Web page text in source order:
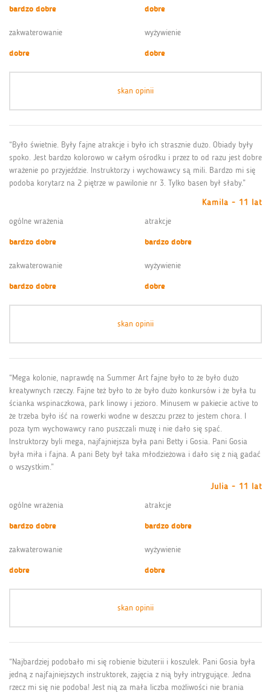
bardzo dobre dobre
zakwaterowanie
dobre
wyżywienie
dobre
skan opinii
“Było świetnie. Były fajne atrakcje i było ich strasznie dużo. Obiady były
spoko. Jest bardzo kolorowo w całym ośrodku i przez to od razu jest dobre
wrażenie po przyjeździe. Instruktorzy i wychowawcy są mili. Bardzo mi się
podoba korytarz na 2 piętrze w pawilonie nr 3. Tylko basen był słaby.”
Kamila - 11 lat
ogólne wrażenia
bardzo dobre
atrakcje
bardzo dobre
zakwaterowanie
bardzo dobre
wyżywienie
dobre
skan opinii
“Mega kolonie, naprawdę na Summer Art fajne było to że było dużo
kreatywnych rzeczy. Fajne też było to że było dużo konkursów i że była tu
ścianka wspinaczkowa, park linowy i jezioro. Minusem w pakiecie active to
że trzeba było iść na rowerki wodne w deszczu przez to jestem chora. I
poza tym wychowawcy rano puszczali muzę i nie dało się spać.
Instruktorzy byli mega, najfajniejsza była pani Betty i Gosia. Pani Gosia
była miła i fajna. A pani Bety był taka młodzieżowa i dało się z nią gadać
o wszystkim.”
Julia - 11 lat
ogólne wrażenia
bardzo dobre
atrakcje
bardzo dobre
zakwaterowanie
dobre
wyżywienie
dobre
skan opinii
“Najbardziej podobało mi się robienie biżuterii i koszulek. Pani Gosia była
jedną z najfajniejszych instruktorek, zajęcia z nią były intrygujące. Jedna
rzecz mi się nie podoba! Jest nią za mała liczba możliwości nie brania